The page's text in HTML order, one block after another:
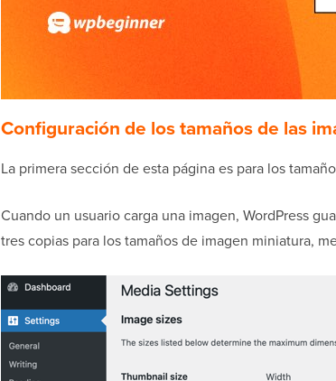
Configuración de los tamaños de las
La primera sección de esta página es para los
Cuando un usuario carga una imagen, WordPress
tres copias para los tamaños de imagen miniatura,